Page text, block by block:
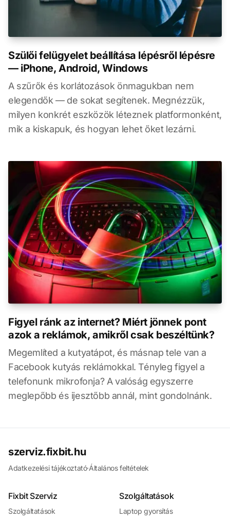
Szülői felügyelet beállítása lépésről lépésre
— iPhone, Android, Windows
A szűrők és korlátozások önmagukban nem
elegendők — de sokat segítenek. Megnézzük,
milyen konkrét eszközök léteznek platformonként,
mik a kiskapuk, és hogyan lehet őket lezárni.
Figyel ránk az internet? Miért jönnek pont
azok a reklámok, amikről csak beszéltünk?
Megemlíted a kutyatápot, és másnap tele van a
Facebook kutyás reklámokkal. Tényleg figyel a
telefonunk mikrofonja? A valóság egyszerre
meglepőbb és ijesztőbb annál, mint gondolnánk.
szerviz.fixbit.hu
Adatkezelési tájékoztató·Általános feltételek
Fixbit Szerviz
Szolgáltatások
Szolgáltatások
Laptop gyorsítás